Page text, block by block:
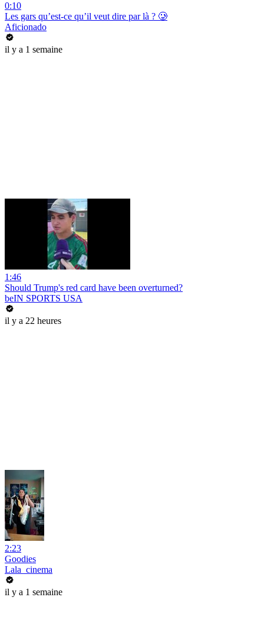
0:10
Les gars qu’est-ce qu’il veut dire par là ? 🥲
Aficionado
il y a 1 semaine
1:46
Should Trump's red card have been overturned?
beIN SPORTS USA
il y a 22 heures
2:23
Goodies
Lala_cinema
il y a 1 semaine